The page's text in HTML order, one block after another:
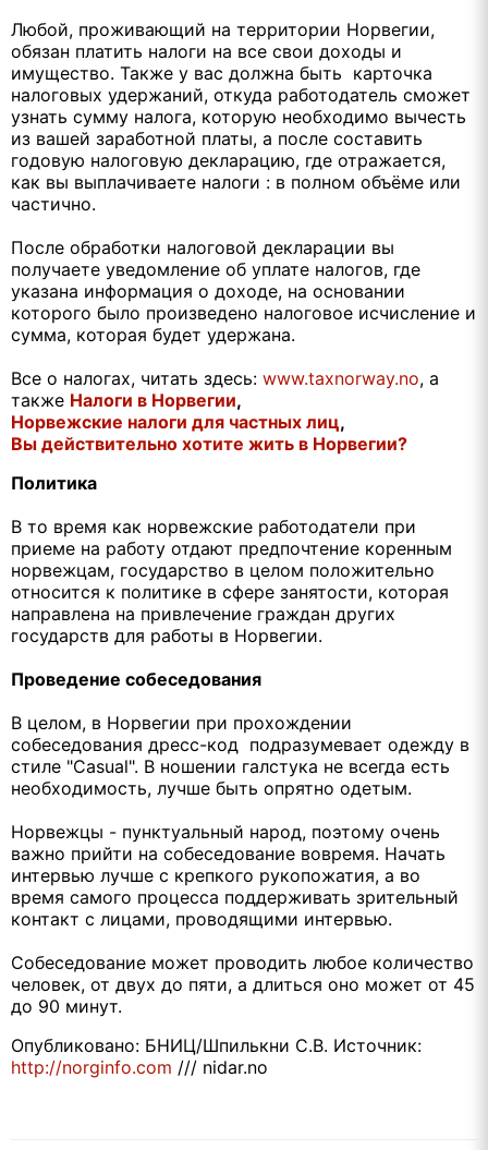
Любой, проживающий на территории Норвегии,
обязан платить налоги на все свои доходы и
имущество. Также у вас должна быть карточка
налоговых удержаний, откуда работодатель сможет
узнать сумму налога, которую необходимо вычесть
из вашей заработной платы, а после составить
годовую налоговую декларацию, где отражается,
как вы выплачиваете налоги : в полном объёме или
частично.
После обработки налоговой декларации вы
получаете уведомление об уплате налогов, где
указана информация о доходе, на основании
которого было произведено налоговое исчисление и
сумма, которая будет удержана.
Все о налогах, читать здесь: www.taxnorway.no, а
также Налоги в Норвегии,
Норвежские налоги для частных лиц,
Вы действительно хотите жить в Норвегии?
Политика
В то время как норвежские работодатели при
приеме на работу отдают предпочтение коренным
норвежцам, государство в целом положительно
относится к политике в сфере занятости, которая
направлена на привлечение граждан других
государств для работы в Норвегии.
Проведение собеседования
В целом, в Норвегии при прохождении
собеседования дресс-код подразумевает одежду в
стиле "Casual". В ношении галстука не всегда есть
необходимость, лучше быть опрятно одетым.
Норвежцы - пунктуальный народ, поэтому очень
важно прийти на собеседование вовремя. Начать
интервью лучше с крепкого рукопожатия, а во
время самого процесса поддерживать зрительный
контакт с лицами, проводящими интервью.
Собеседование может проводить любое количество
человек, от двух до пяти, а длиться оно может от 45
до 90 минут.
Опубликовано: БНИЦ/Шпилькни С.В. Источник:
http://norginfo.com /// nidar.no